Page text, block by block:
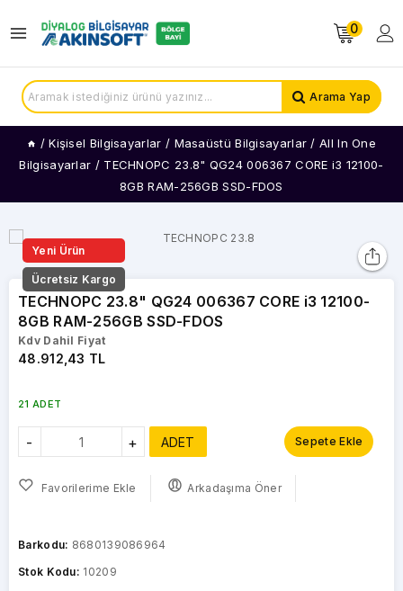
0
Arama Yap
/ Kişisel Bilgisayarlar / Masaüstü Bilgisayarlar / All In One
Bilgisayarlar / TECHNOPC 23.8" QG24 006367 CORE i3 12100-
8GB RAM-256GB SSD-FDOS
Yeni Ürün
Ücretsiz Kargo
TECHNOPC 23.8" QG24 006367 CORE i3 12100-
8GB RAM-256GB SSD-FDOS
Kdv Dahil Fiyat
48.912,43 TL
21 ADET
- + ADET Sepete Ekle
Favorilerime Ekle Arkadaşıma Öner
Barkodu: 8680139086964
Stok Kodu: 10209